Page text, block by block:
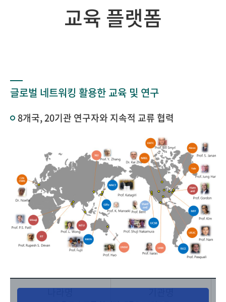
교육 플랫폼
글로벌 네트워킹 활용한 교육 및 연구
8개국, 20기관 연구자와 지속적 교류 협력
나라명 기관명